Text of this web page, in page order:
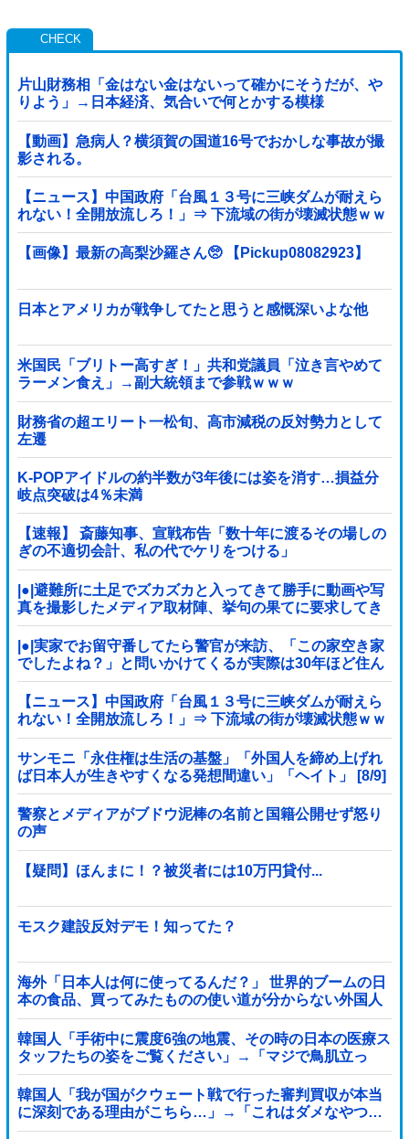
片山財務相「金はない金はないって確かにそうだが、や
りよう」→日本経済、気合いで何とかする模様
【動画】急病人？横須賀の国道16号でおかしな事故が撮
影される。
【ニュース】中国政府「台風１３号に三峡ダムが耐えら
れない！全開放流しろ！」⇒ 下流域の街が壊滅状態ｗｗ
ｗｗｗ
【画像】最新の高梨沙羅さん🥺 【Pickup08082923】
日本とアメリカが戦争してたと思うと感慨深いよな他
米国民「ブリトー高すぎ！」共和党議員「泣き言やめて
ラーメン食え」→副大統領まで参戦ｗｗｗ
財務省の超エリート一松旬、高市減税の反対勢力として
左遷
K-POPアイドルの約半数が3年後には姿を消す…損益分
岐点突破は4％未満
【速報】 斎藤知事、宣戦布告「数十年に渡るその場しの
ぎの不適切会計、私の代でケリをつける」
|●|避難所に土足でズカズカと入ってきて勝手に動画や写
真を撮影したメディア取材陣、挙句の果てに要求してき
たのは……
|●|実家でお留守番してたら警官が来訪、「この家空き家
でしたよね？」と問いかけてくるが実際は30年ほど住ん
でおり……
【ニュース】中国政府「台風１３号に三峡ダムが耐えら
れない！全開放流しろ！」⇒ 下流域の街が壊滅状態ｗｗ
ｗｗｗ
サンモニ「永住権は生活の基盤」「外国人を締め上げれ
ば日本人が生きやすくなる発想間違い」「ヘイト」 [8/9]
警察とメディアがブドウ泥棒の名前と国籍公開せず怒り
の声
【疑問】ほんまに！？被災者には10万円貸付...
モスク建設反対デモ！知ってた？
海外「日本人は何に使ってるんだ？」 世界的ブームの日
本の食品、買ってみたものの使い道が分からない外国人
が続出
韓国人「手術中に震度6強の地震、その時の日本の医療ス
タッフたちの姿をご覧ください」→「マジで鳥肌立っ
た」「こういう姿は韓国も見習わないと」「あんな状況
なら日本だけではなく韓国の医療関係者も同じように行
動したはずだ」【熊本地震】
韓国人「我が国がクウェート戦で行った審判買収が本当
に深刻である理由がこちら…」→「これはダメなやつ…
（ブルブル」＝韓国の反応